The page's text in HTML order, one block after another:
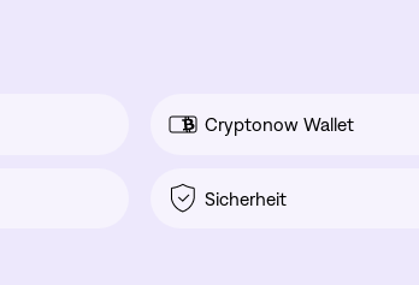
Cryptonow Wallet
Sicherheit